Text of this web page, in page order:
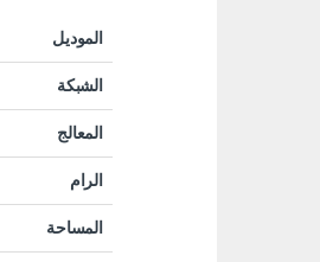
الموديل
الشبكة
المعالج
الرام
المساحة